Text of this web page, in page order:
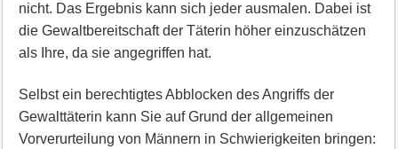
nicht. Das Ergebnis kann sich jeder ausmalen. Dabei ist
die Gewaltbereitschaft der Täterin höher einzuschätzen
als Ihre, da sie angegriffen hat.
Selbst ein berechtigtes Abblocken des Angriffs der
Gewalttäterin kann Sie auf Grund der allgemeinen
Vorverurteilung von Männern in Schwierigkeiten bringen: